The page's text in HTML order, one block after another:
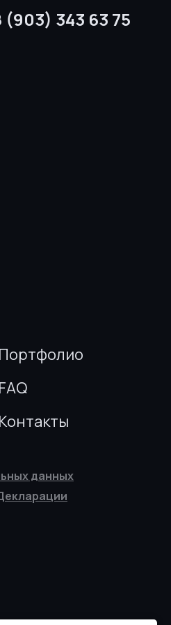
(903) 343 63 75
данных
Портфолио
FAQ
Контакты